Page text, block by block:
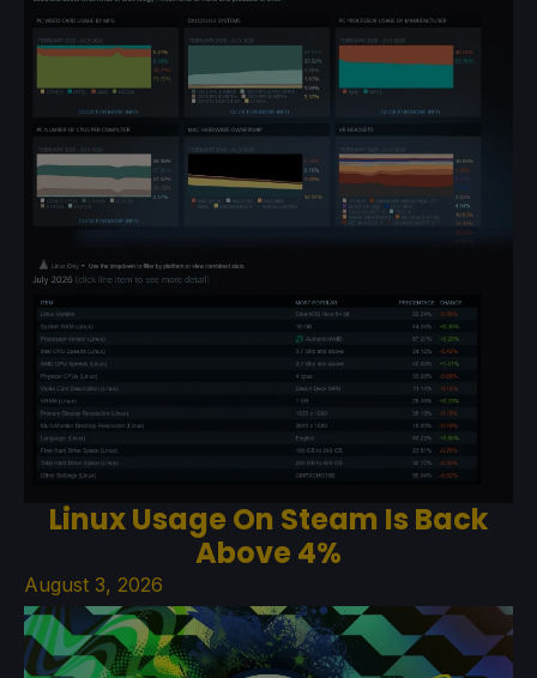
Linux Usage On Steam Is Back
Above 4%
August 3, 2026